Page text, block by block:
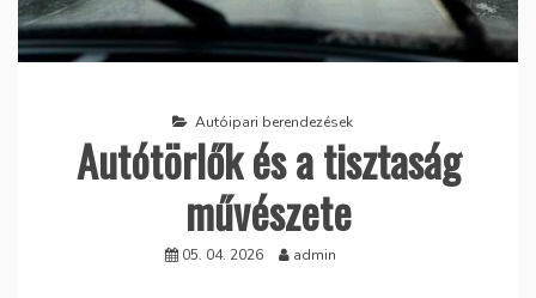
Autóipari berendezések
Autótörlők és a tisztaság
művészete
05. 04. 2026 admin